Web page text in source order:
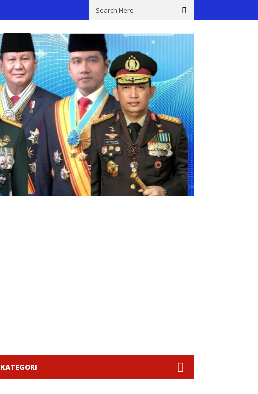
Polsek Cikarang Timur Gelar OKJ Di Jalan Citarik Raya, Antisipasi Kejahatan
KATEGORI